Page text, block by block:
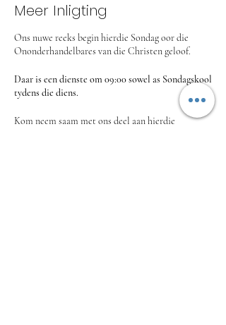
Meer Inligting
Ons nuwe reeks begin hierdie Sondag oor die
Ononderhandelbares van die Christen geloof.
Daar is een dienste om 09:00 sowel as Sondagskool
tydens die diens.
Kom neem saam met ons deel aan hierdie